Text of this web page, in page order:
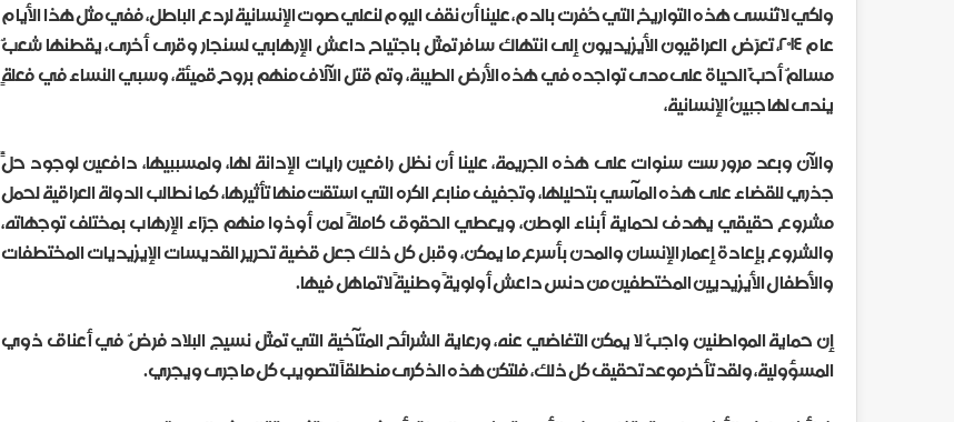
ولكي لا تُنسى هذه التواريخ التي حُفرت بالدم، علينا أن نقف اليوم لنعلي صوت الإنسانية لردع الباطل، ففي مثل هذا الأيام
عام ٢٠١٤، تعرّض العراقيون الأيزيديون إلى انتهاك سافر تمثّل باجتياح داعش الإرهابي لسنجار وقرى أخرى، يقطنها شعبٌ
مسالمٌ أحبَّ الحياة على مدى تواجده في هذه الأرض الطيبة، وتم قتل الآلاف منهم بروحٍ قميئة، وسبي النساء في فعلةٍ
يندى لها جبينُ الإنسانية،
والآن وبعد مرور ست سنوات على هذه الجريمة، علينا أن نظل رافعين رايات الإدانة لها، ولمسببيها، دافعين لوجود حلٍّ
جذري للقضاء على هذه المآسي بتحليلها، وتجفيف منابع الكره التي استقت منها تأثيرها، كما نطالب الدولة العراقية لحمل
مشروع حقيقي يهدف لحماية أبناء الوطن، ويعطي الحقوق كاملةً لمن أوذوا منهم جرّاء الإرهاب بمختلف توجهاته،
والشروع بإعادة إعمار الإنسان والمدن بأسرع ما يمكن، وقبل كل ذلك جعل قضية تحرير القديسات الإيزيديات المختطفات
والأطفال الأيزيديين المختطفين من دنس داعش أولويةً وطنيةً لا تماهل فيها.
إن حماية المواطنين واجبٌ لا يمكن التغاضي عنه، ورعاية الشرائح المتآخية التي تمثّل نسيج البلاد فرضٌ في أعناق ذوي
المسؤولية، ولقد تأخر موعد تحقيق كل ذلك، فلتكن هذه الذكرى منطلقاً لتصويب كل ما جرى ويجري.